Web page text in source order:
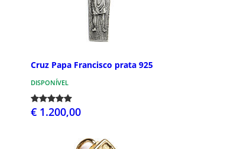
Cruz Papa Francisco prata 925
DISPONÍVEL
€ 1.200,00